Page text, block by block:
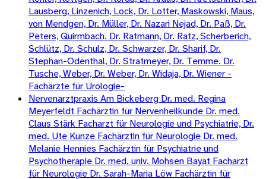
Lausberg, Linzenich, Lock, Dr. Lotter, Maskowski, Maus,
von Mendgen, Dr. Müller, Dr. Nazari Nejad, Dr. Paß, Dr.
Peters, Quirmbach. Dr. Ratmann, Dr. Ratz, Scherberich,
Schlütz, Dr. Schulz, Dr. Schwarzer, Dr. Sharif, Dr.
Stephan-Odenthal, Dr. Stratmeyer, Dr. Temme. Dr.
Tusche, Weber, Dr. Weber, Dr. Widaja, Dr. Wiener -
Fachärzte für Urologie-
Nervenarztpraxis Am Bickeberg Dr. med. Regina
Meyerfeldt Fachärztin für Nervenheilkunde Dr. med.
Claus Stärk Facharzt für Neurologie und Psychiatrie, Dr.
med. Ute Kunze Fachärztin für Neurologie Dr. med.
Melanie Hennies Fachärztin für Psychiatrie und
Psychotherapie Dr. med. univ. Mohsen Bayat Facharzt
für Neurologie Dr. Sarah-Maria Löw Fachärztin für